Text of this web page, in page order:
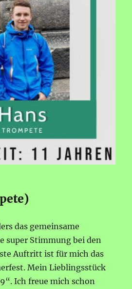
das gemeinsame
super Stimmung bei den
Auftritt ist für mich das
Mein Lieblingsstück
Ich freue mich schon